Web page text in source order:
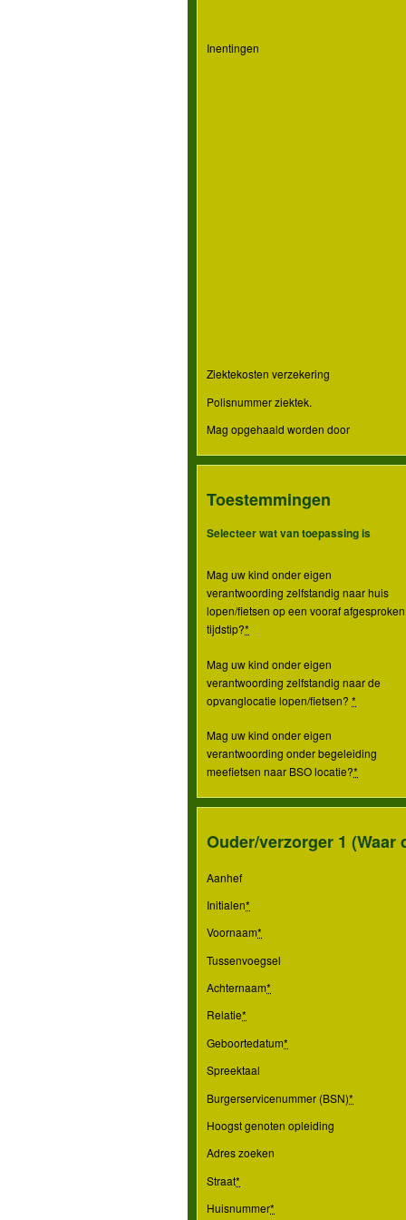
Inentingen
Ziektekosten verzekering
Polisnummer ziektek.
Mag opgehaald worden door
Toestemmingen
Selecteer wat van toepassing is
Mag uw kind onder eigen
verantwoording zelfstandig naar huis
lopen/fietsen op een vooraf afgesproken
tijdstip?*
Mag uw kind onder eigen
verantwoording zelfstandig naar de
opvanglocatie lopen/fietsen?*
Mag uw kind onder eigen
verantwoording onder begeleiding
meefietsen naar BSO locatie?*
Ouder/verzorger 1
Aanhef
Initialen*
Voornaam*
Tussenvoegsel
Achternaam*
Relatie*
Geboortedatum*
Spreektaal
Burgerservicenummer (BSN)*
Hoogst genoten opleiding
Adres zoeken
Straat*
Huisnummer*